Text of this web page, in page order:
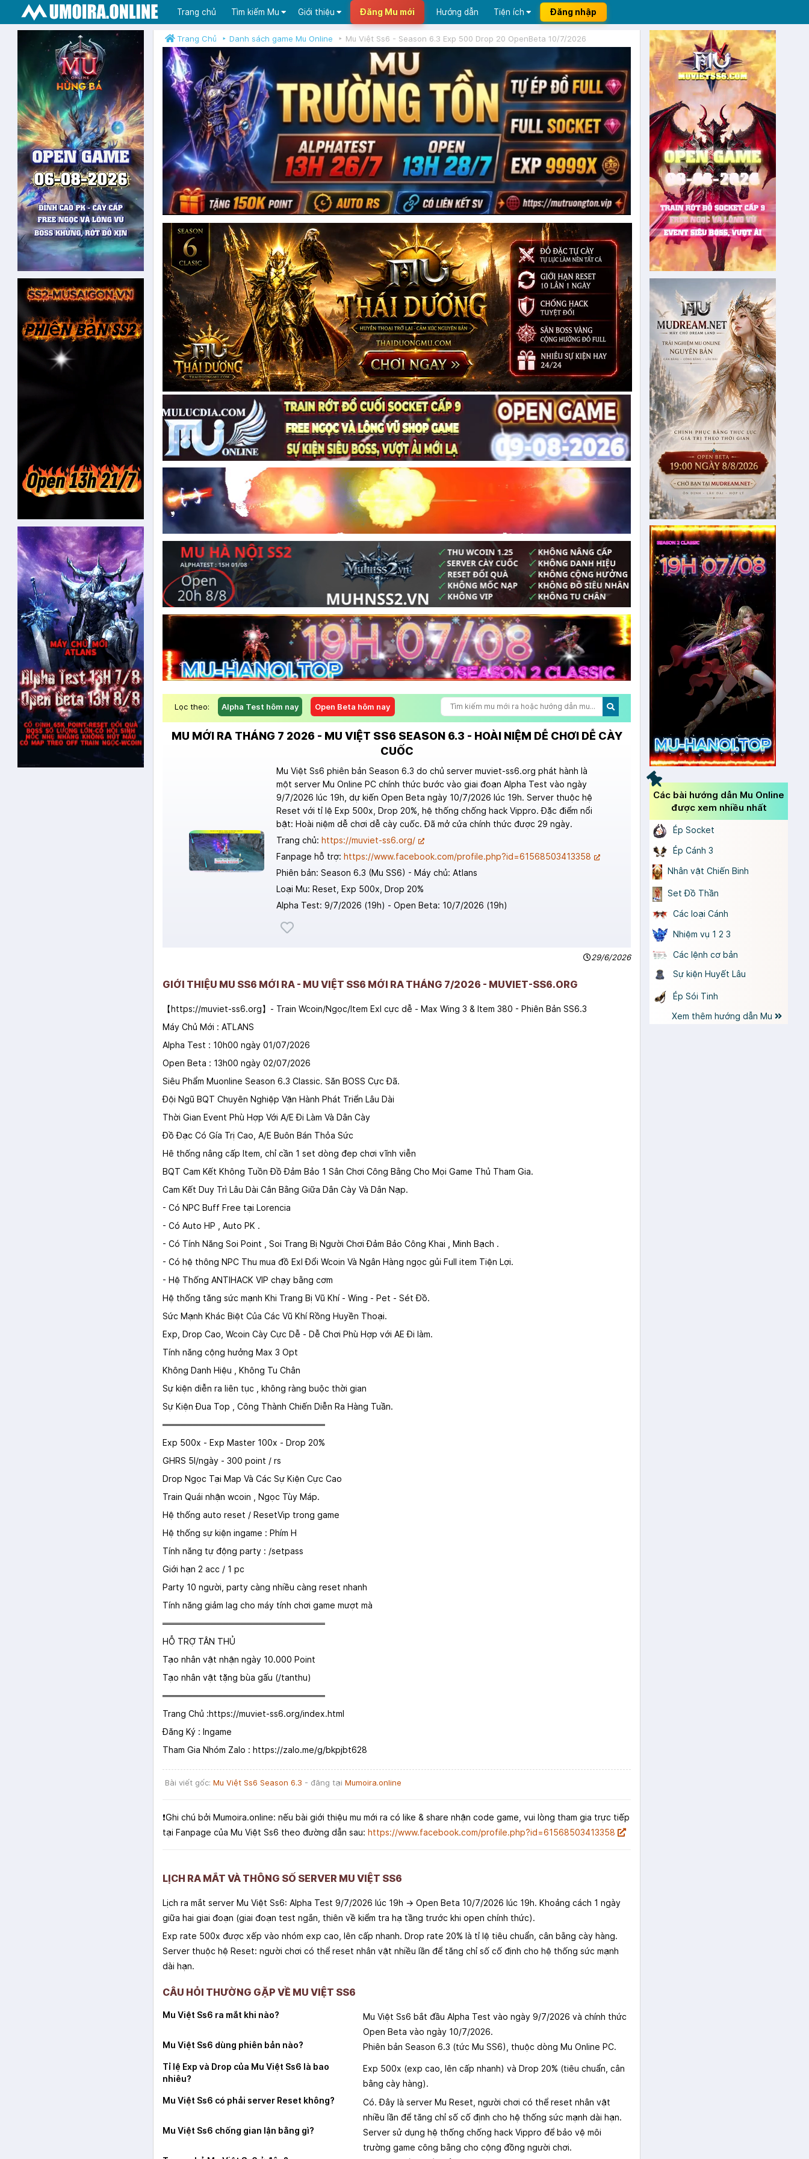
Trang chủ Tìm kiếm Mu Giới thiệu Đăng Mu mới Hướng dẫn Tiện ích Đăng nhập
Trang Chủ Danh sách game Mu Online Mu Việt Ss6 - Season 6.3 Exp 500 Drop 20 OpenBeta 10/7/2026
Lọc theo: Alpha Test hôm nay Open Beta hôm nay
MU MỚI RA THÁNG 7 2026 - MU VIỆT SS6 SEASON 6.3 - HOÀI NIỆM DỄ CHƠI DỄ CÀY
CUỐC
Mu Việt Ss6 phiên bản Season 6.3 do chủ server muviet-ss6.org phát hành là
một server Mu Online PC chính thức bước vào giai đoạn Alpha Test vào ngày
9/7/2026 lúc 19h, dự kiến Open Beta ngày 10/7/2026 lúc 19h. Server thuộc hệ
Reset với tỉ lệ Exp 500x, Drop 20%, hệ thống chống hack Vippro. Đặc điểm nổi
bật: Hoài niệm dễ chơi dễ cày cuốc. Đã mở cửa chính thức được 29 ngày.
Trang chủ: https://muviet-ss6.org/
Fanpage hỗ trợ: https://www.facebook.com/profile.php?id=61568503413358
Phiên bản: Season 6.3 (Mu SS6) - Máy chủ: Atlans
Loại Mu: Reset, Exp 500x, Drop 20%
Alpha Test: 9/7/2026 (19h) - Open Beta: 10/7/2026 (19h)
29/6/2026
GIỚI THIỆU MU SS6 MỚI RA - MU VIỆT SS6 MỚI RA THÁNG 7/2026 - MUVIET-SS6.ORG
【https://muviet-ss6.org】- Train Wcoin/Ngọc/Item Exl cực dễ - Max Wing 3 & Item 380 - Phiên Bản SS6.3
Máy Chủ Mới : ATLANS
Alpha Test : 10h00 ngày 01/07/2026
Open Beta : 13h00 ngày 02/07/2026
Siêu Phẩm Muonline Season 6.3 Classic. Săn BOSS Cực Đã.
Đội Ngũ BQT Chuyên Nghiệp Vận Hành Phát Triển Lâu Dài
Thời Gian Event Phù Hợp Với A/E Đi Làm Và Dân Cày
Đồ Đạc Có Gía Trị Cao, A/E Buôn Bán Thỏa Sức
Hê thống nâng cấp Item, chỉ cần 1 set dòng đep chơi vĩnh viễn
BQT Cam Kết Không Tuồn Đồ Đảm Bảo 1 Sân Chơi Công Bằng Cho Mọi Game Thủ Tham Gia.
Cam Kết Duy Trì Lâu Dài Cân Bằng Giữa Dân Cày Và Dân Nạp.
- Có NPC Buff Free tại Lorencia
- Có Auto HP , Auto PK .
- Có Tính Năng Soi Point , Soi Trang Bị Người Chơi Đảm Bảo Công Khai , Minh Bạch .
- Có hệ thông NPC Thu mua đồ Exl Đổi Wcoin Và Ngân Hàng ngọc gủi Full item Tiện Lợi.
- Hệ Thống ANTIHACK VIP chạy bằng cơm
Hệ thống tăng sức mạnh Khi Trang Bị Vũ Khí - Wing - Pet - Sét Đồ.
Sức Mạnh Khác Biệt Của Các Vũ Khí Rồng Huyền Thoại.
Exp, Drop Cao, Wcoin Cày Cực Dễ - Dễ Chơi Phù Hợp với AE Đi làm.
Tính năng cộng hưởng Max 3 Opt
Không Danh Hiệu , Không Tu Chân
Sự kiện diễn ra liên tục , không ràng buộc thời gian
Sự Kiện Đua Top , Công Thành Chiến Diễn Ra Hàng Tuần.
═══════════════════════════
Exp 500x - Exp Master 100x - Drop 20%
GHRS 5l/ngày - 300 point / rs
Drop Ngọc Tại Map Và Các Sự Kiện Cực Cao
Train Quái nhận wcoin , Ngọc Tùy Máp.
Hệ thống auto reset / ResetVip trong game
Hệ thống sự kiện ingame : Phím H
Tính năng tự động party : /setpass
Giới hạn 2 acc / 1 pc
Party 10 người, party càng nhiều càng reset nhanh
Tính năng giảm lag cho máy tính chơi game mượt mà
═══════════════════════════
HỖ TRỢ TÂN THỦ
Tạo nhân vật nhận ngày 10.000 Point
Tạo nhân vật tặng bùa gấu (/tanthu)
═══════════════════════════
Trang Chủ :https://muviet-ss6.org/index.html
Đăng Ký : Ingame
Tham Gia Nhóm Zalo : https://zalo.me/g/bkpjbt628
Bài viết gốc: Mu Việt Ss6 Season 6.3 - đăng tại Mumoira.online
❗️Ghi chú bởi Mumoira.online: nếu bài giới thiệu mu mới ra có like & share nhận code game, vui lòng tham gia trực tiếp
tại Fanpage của Mu Việt Ss6 theo đường dẫn sau: https://www.facebook.com/profile.php?id=61568503413358
LỊCH RA MẮT VÀ THÔNG SỐ SERVER MU VIỆT SS6
Lịch ra mắt server Mu Việt Ss6: Alpha Test 9/7/2026 lúc 19h → Open Beta 10/7/2026 lúc 19h. Khoảng cách 1 ngày
giữa hai giai đoạn (giai đoạn test ngắn, thiên về kiểm tra hạ tầng trước khi open chính thức).
Exp rate 500x được xếp vào nhóm exp cao, lên cấp nhanh. Drop rate 20% là tỉ lệ tiêu chuẩn, cân bằng cày hàng.
Server thuộc hệ Reset: người chơi có thể reset nhân vật nhiều lần để tăng chỉ số cố định cho hệ thống sức mạnh
dài hạn.
CÂU HỎI THƯỜNG GẶP VỀ MU VIỆT SS6
Mu Việt Ss6 ra mắt khi nào?
Mu Việt Ss6 bắt đầu Alpha Test vào ngày 9/7/2026 và chính thức
Open Beta vào ngày 10/7/2026.
Mu Việt Ss6 dùng phiên bản nào?
Phiên bản Season 6.3 (tức Mu SS6), thuộc dòng Mu Online PC.
Tỉ lệ Exp và Drop của Mu Việt Ss6 là bao
nhiêu?
Exp 500x (exp cao, lên cấp nhanh) và Drop 20% (tiêu chuẩn, cân
bằng cày hàng).
Mu Việt Ss6 có phải server Reset không?
Có. Đây là server Mu Reset, người chơi có thể reset nhân vật
nhiều lần để tăng chỉ số cố định cho hệ thống sức mạnh dài hạn.
Mu Việt Ss6 chống gian lận bằng gì?
Server sử dụng hệ thống chống hack Vippro để bảo vệ môi
trường game công bằng cho cộng đồng người chơi.
Các bài hướng dẫn Mu Online
được xem nhiều nhất
Ép Socket
Ép Cánh 3
Nhân vật Chiến Binh
Set Đồ Thần
Các loại Cánh
Nhiệm vụ 1 2 3
Các lệnh cơ bản
Sự kiện Huyết Lâu
Ép Sói Tinh
Xem thêm hướng dẫn Mu